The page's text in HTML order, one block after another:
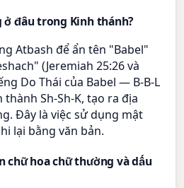
ở đâu trong Kinh thánh?
Atbash để ẩn tên "Babel"
(Jeremiah 25:26 và
Do Thái của Babel — B-B-L
Sh-Sh-K, tạo ra địa
Đây là việc sử dụng mật
lại bằng văn bản.
chữ hoa chữ thường và dấu